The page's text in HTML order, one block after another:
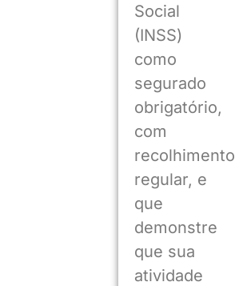
Social
(INSS)
como
segurado
obrigatório,
com
recolhimento
regular, e
que
demonstre
que sua
atividade